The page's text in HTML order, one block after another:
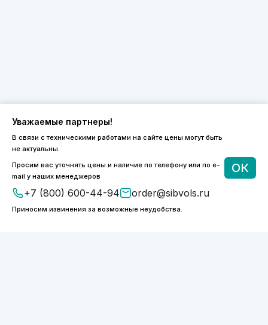
Уважаемые партнеры!
В связи с техническими работами на сайте цены могут быть
не актуальны.
Просим вас уточнять цены и наличие по телефону или по e-
mail у наших менеджеров
+7 (800) 600-44-94 order@sibvols.ru
Приносим извинения за возможные неудобства.
ОК
8 (800) 600-44-94
order@sibvols.ru
О компании
Каталог
Доставка и оплата
Контакты